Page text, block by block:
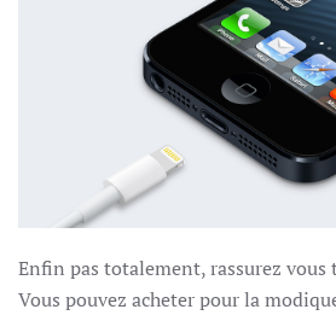
Enfin pas totalement, rassurez vous
Vous pouvez acheter pour la